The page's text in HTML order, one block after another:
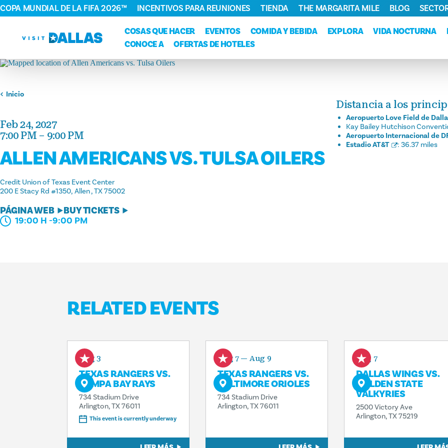
Ir al contenido
COSAS QUE HACER EVENTOS COMIDA Y BEBIDA EXPLORA VIDA NOCTURNA
CONOCE A
OFERTAS DE HOTELES
COPA MUNDIAL DE LA FIFA 2026™ INCENTIVOS PARA REUNIONES TIENDA THE MARGARITA MILE BLOG
Inicio
Feb 24, 2027
7:00 PM – 9:00 PM
ALLEN AMERICANS VS. TULSA OILERS
Credit Union of Texas Event Center
200 E Stacy Rd #1350 Allen , TX 75002
PÁGINA WEB BUY TICKETS
19:00 H -9:00 PM
Distancia a los
Aeropuerto Love Field de
Kay Bailey Hutchison
Aeropuerto Internacional de
Estadio AT&T
: 36.37 miles
RELATED EVENTS
Aug 3
TEXAS RANGERS VS.
TAMPA BAY RAYS
734 Stadium Drive
Arlington, TX 76011
This event is currently underway
Aug 7 — Aug 9
TEXAS RANGERS VS.
BALTIMORE ORIOLES
734 Stadium Drive
Arlington, TX 76011
Aug 7
DALLAS WINGS VS.
GOLDEN STATE
VALKYRIES
2500 Victory Ave
Arlington, TX 75219